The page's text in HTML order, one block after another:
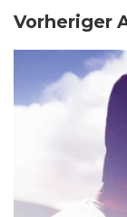
Vorheriger